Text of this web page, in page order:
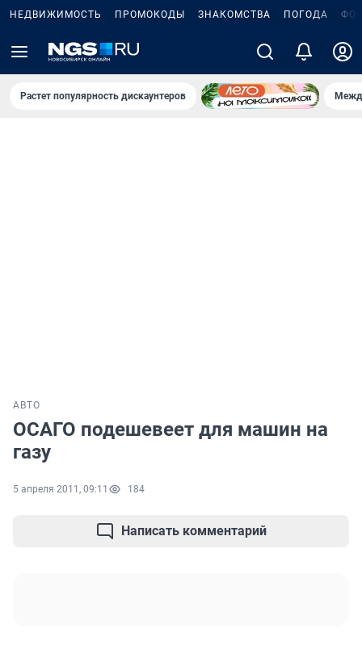
НЕДВИЖИМОСТЬ ПРОМОКОДЫ ЗНАКОМСТВА ПОГОДА
Растет популярность дискаунтеров
АВТО
ОСАГО подешевеет для машин на
газу
5 апреля 2011, 09:11 184
Написать комментарий